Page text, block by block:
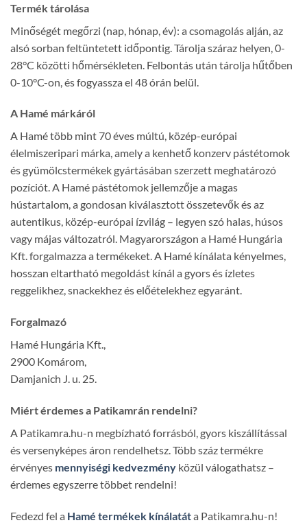
Termék tárolása
Minőségét megőrzi (nap, hónap, év): a csomagolás alján, az
alsó sorban feltüntetett időpontig. Tárolja száraz helyen, 0-
28°C közötti hőmérsékleten. Felbontás után tárolja hűtőben
0-10°C-on, és fogyassza el 48 órán belül.
A Hamé márkáról
A Hamé több mint 70 éves múltú, közép-európai
élelmiszeripari márka, amely a kenhető konzerv pástétomok
és gyümölcstermékek gyártásában szerzett meghatározó
pozíciót. A Hamé pástétomok jellemzője a magas
hústartalom, a gondosan kiválasztott összetevők és az
autentikus, közép-európai ízvilág – legyen szó halas, húsos
vagy májas változatról. Magyarországon a Hamé Hungária
Kft. forgalmazza a termékeket. A Hamé kínálata kényelmes,
hosszan eltartható megoldást kínál a gyors és ízletes
reggelikhez, snackekhez és előételekhez egyaránt.
Forgalmazó
Hamé Hungária Kft.,
2900 Komárom,
Damjanich J. u. 25.
Miért érdemes a Patikamrán rendelni?
A Patikamra.hu-n megbízható forrásból, gyors kiszállítással
és versenyképes áron rendelhetsz. Több száz termékre
érvényes mennyiségi kedvezmény közül válogathatsz –
érdemes egyszerre többet rendelni!
Fedezd fel a Hamé termékek kínálatáta Patikamra.hu-n!